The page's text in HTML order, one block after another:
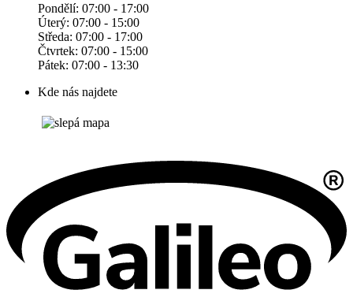
Pondělí: 07:00 - 17:00
Úterý: 07:00 - 15:00
Středa: 07:00 - 17:00
Čtvrtek: 07:00 - 15:00
Pátek: 07:00 - 13:30
Kde nás najdete